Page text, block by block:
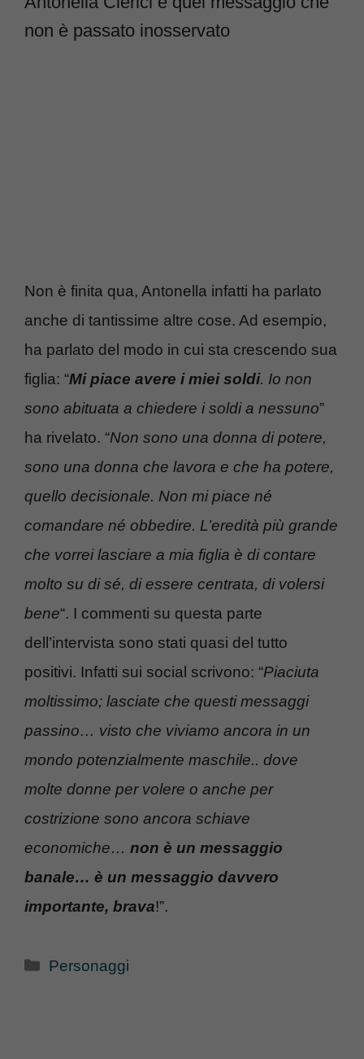
non è passato inosservato
Non è finita qua, Antonella infatti ha parlato
anche di tantissime altre cose. Ad esempio,
ha parlato del modo in cui sta crescendo sua
figlia: “Mi piace avere i miei soldi. Io non
sono abituata a chiedere i soldi a nessuno”
ha rivelato. “Non sono una donna di potere,
sono una donna che lavora e che ha potere,
quello decisionale. Non mi piace né
comandare né obbedire. L’eredità più grande
che vorrei lasciare a mia figlia è di contare
molto su di sé, di essere centrata, di volersi
bene“. I commenti su questa parte
dell’intervista sono stati quasi del tutto
positivi. Infatti sui social scrivono: “Piaciuta
moltissimo; lasciate che questi messaggi
passino… visto che viviamo ancora in un
mondo potenzialmente maschile.. dove
molte donne per volere o anche per
costrizione sono ancora schiave
economiche… non è un messaggio
banale… è un messaggio davvero
importante, brava!”.
Categorie
Personaggi